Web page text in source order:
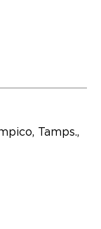
Tamps.,